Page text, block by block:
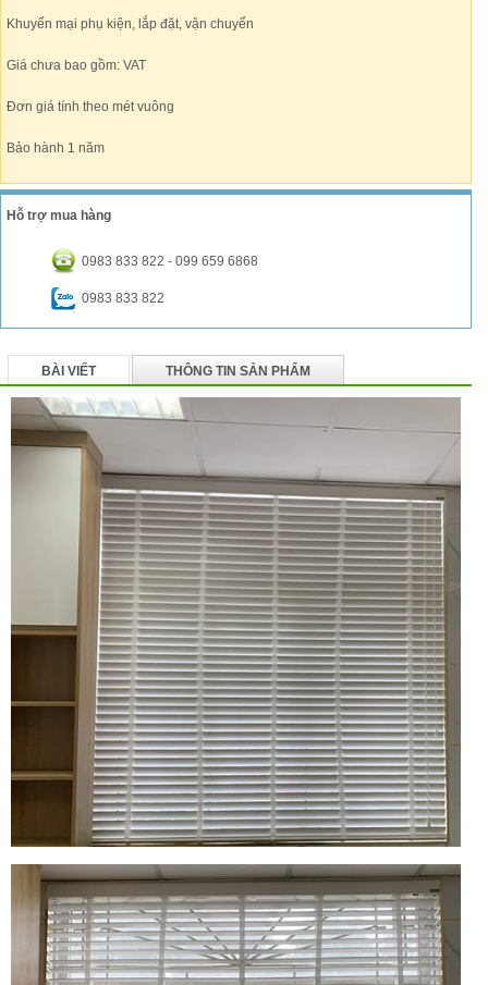
Khuyến mại phụ kiện, lắp đặt, vận chuyển
Giá chưa bao gồm: VAT
Đơn giá tính theo mét vuông
Bảo hành 1 năm
Hỗ trợ mua hàng
0983 833 822 - 099 659 6868
0983 833 822
BÀI VIẾT THÔNG TIN SẢN PHẨM
BÌNH LUẬN